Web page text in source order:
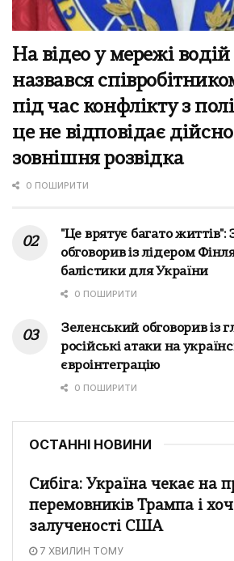
На відео у мережі водій
назвався
під час конфлікту з
це не відповідає
зовнішня розвідка
0 ПОШИРИТИ
"Це врятує багато
обговорив із лідером
балістики для України
0 ПОШИРИТИ
Зеленський обговорив із
російські атаки на
євроінтеграцію
0 ПОШИРИТИ
ОСТАННІ НОВИНИ
Сибіга: Україна чекає на
перемовників Трампа і
залученості США
7 ХВИЛИН ТОМУ